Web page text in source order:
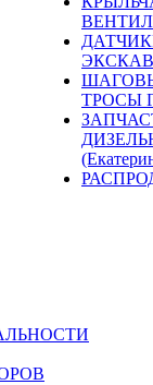
ТРОСЫ